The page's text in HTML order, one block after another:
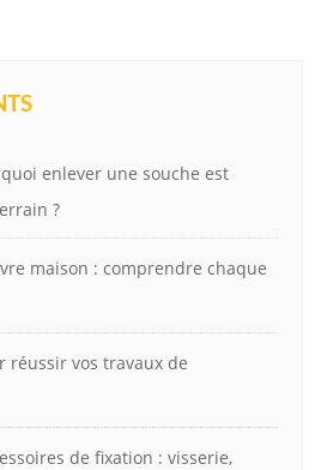
enlever une souche est
?
maison : comprendre chaque
réussir vos travaux de
de fixation : visserie,